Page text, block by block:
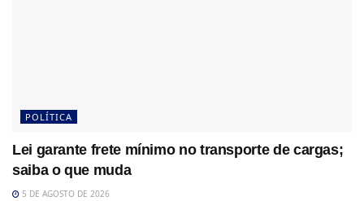
POLÍTICA
Lei garante frete mínimo no transporte de cargas;
saiba o que muda
5 DE AGOSTO DE 2026